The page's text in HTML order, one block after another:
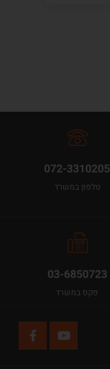
072-3310205
טלפון במשרד
03-6850723
פקס במשרד